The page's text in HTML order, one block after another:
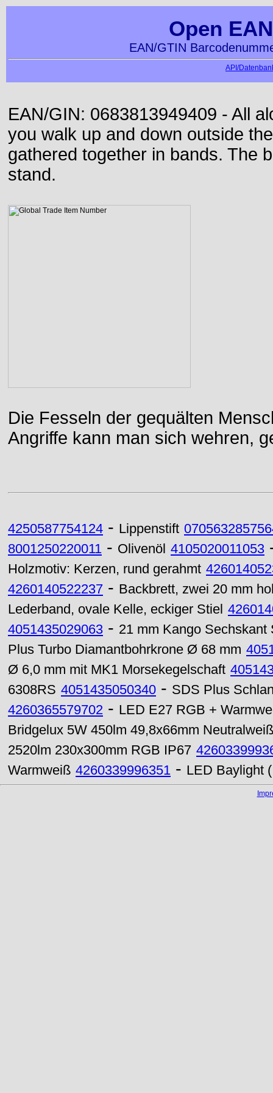
Open
EAN/GTIN
API/
EAN/GIN: 0683813949409 - All
you walk up and down outside
gathered together in bands. The
stand.
Die Fesseln der gequälten
Angriffe kann man sich wehren,
4250587754124 - Lippenstift
8001250220011 - Olivenöl 4105020011053
Holzmotiv: Kerzen, rund gerahmt
4260140522237 - Backbrett, zwei 20 mm
Lederband, ovale Kelle, eckiger Stiel
4051435029063 - 21 mm Kango
Plus Turbo Diamantbohrkrone Ø 68 mm
Ø 6,0 mm mit MK1 Morsekegelschaft
6308RS 4051435050340 - SDS Plus
4260365579702 - LED E27 RGB +
Bridgelux 5W 450lm 49,8x66mm Neutralweiß
2520lm 230x300mm RGB IP67
Warmweiß 4260339996351 - LED Baylight